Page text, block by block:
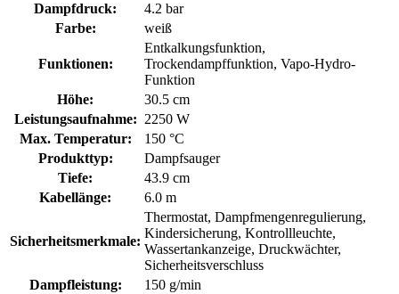
Dampfdruck:
4.2 bar
Farbe:
weiß
Funktionen:
Entkalkungsfunktion,
Trockendampffunktion, Vapo-Hydro-
Funktion
Höhe:
30.5 cm
Leistungsaufnahme: 2250 W
Max. Temperatur:
150 °C
Produkttyp:
Dampfsauger
Tiefe:
43.9 cm
Kabellänge:
6.0 m
Sicherheitsmerkmale:
Thermostat, Dampfmengenregulierung,
Kindersicherung, Kontrollleuchte,
Wassertankanzeige, Druckwächter,
Sicherheitsverschluss
Dampfleistung:
150 g/min